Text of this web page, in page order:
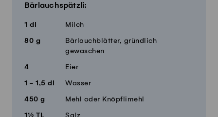
Bärlauchspätzli:
1 dl Milch
80 g
Bärlauchblätter, gründlich
gewaschen
4 Eier
1 - 1,5 dl Wasser
450 g Mehl oder Knöpflimehl
1½ TL Salz